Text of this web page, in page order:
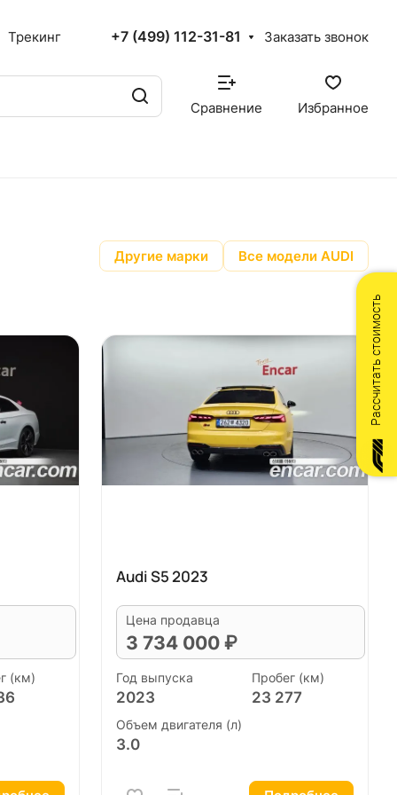
Трекинг +7 (499) 112-31-81 Заказать звонок
Сравнение Избранное
Другие марки Все модели AUDI
(км)
Audi S5 2023
Цена продавца
3 734 000 ₽
Год выпуска
2023
Пробег (км)
23 277
Объем двигателя (л)
3.0
Рассчитать стоимость